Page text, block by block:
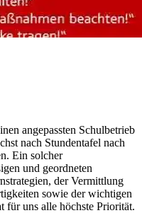
angepassten Schulbetrieb
nach Stundentafel nach
Ein solcher
und geordneten
der Vermittlung
sowie der wichtigen
für uns alle höchste Priorität.